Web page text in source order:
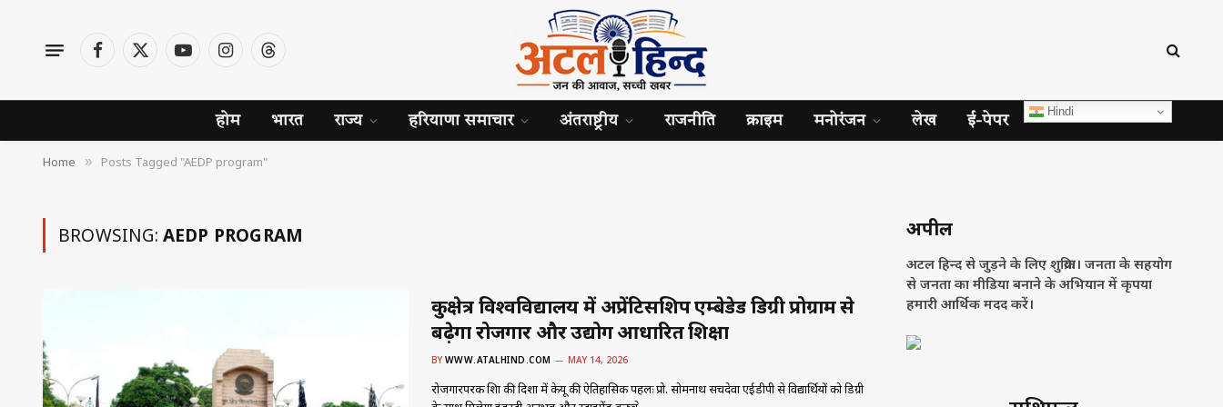
Facebook
X
YouTubeInstagramThreads
होम भारत राज्य हरियाणा समाचार अंतराष्ट्रीय राजनीति क्राइम मनोरंजन लेख ई-पेपर
Hindi
Home » Posts Tagged "AEDP program"
BROWSING: AEDP PROGRAM
कुरुक्षेत्र विश्वविद्यालय में अप्रेंटिसशिप एम्बेडेड डिग्री प्रोग्राम से
बढ़ेगा रोजगार और उद्योग आधारित शिक्षा
BY WWW.ATALHIND.COM MAY 14, 2026
रोजगारपरक शिक्षा की दिशा में केयू की ऐतिहासिक पहलः प्रो. सोमनाथ सचदेवा एईडीपी से विद्यार्थियों को डिग्री
अपील
अटल हिन्द से जुड़ने के लिए शुक्रिया। जनता के सहयोग
से जनता का मीडिया बनाने के अभियान में कृपया
हमारी आर्थिक मदद करें।